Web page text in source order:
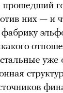
прошедший
них — и